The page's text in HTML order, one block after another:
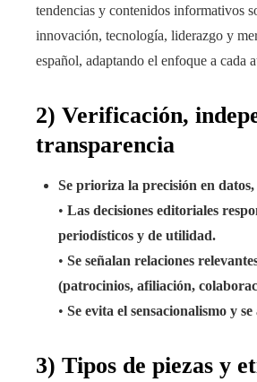
tendencias y contenidos informativos
innovación, tecnología, liderazgo y
español, adaptando el enfoque a cada
2) Verificación,
transparencia
Se prioriza la precisión en
• Las decisiones editoriales
periodísticos y de utilidad.
• Se señalan relaciones
(patrocinios, afiliación,
• Se evita el sensacionalismo y
3) Tipos de piezas y